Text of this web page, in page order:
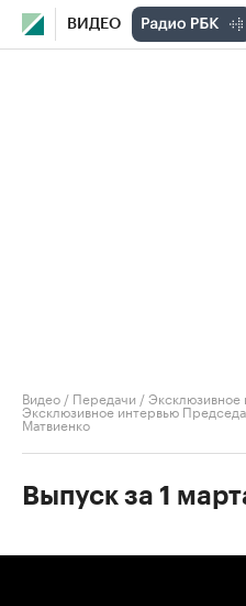
ВИДЕО
Видео / Передачи /Эксклюзивное
Эксклюзивное интервью
Матвиенко
Выпуск за 1